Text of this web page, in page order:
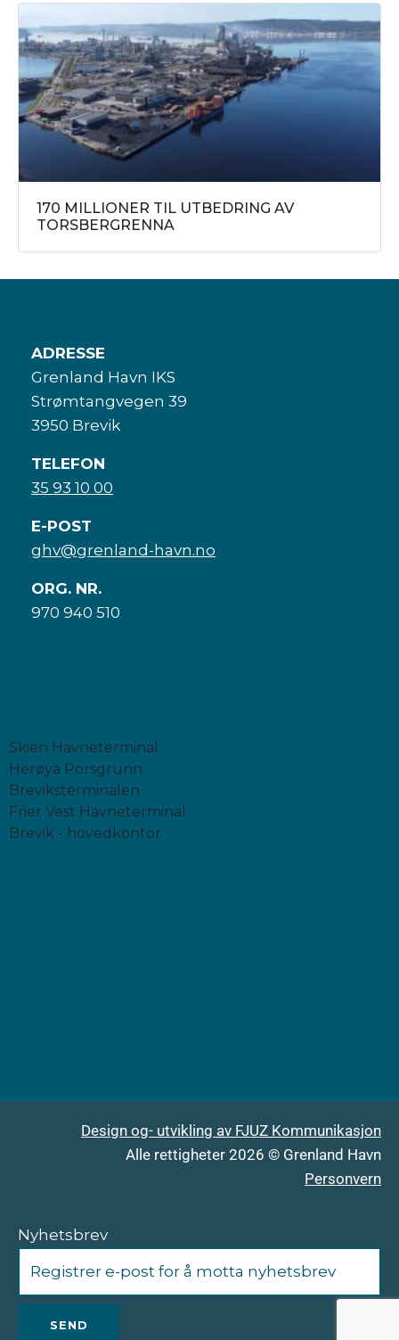
170 MILLIONER TIL UTBEDRING AV
TORSBERGRENNA
ADRESSE
Grenland Havn IKS
Strømtangvegen 39
3950 Brevik
TELEFON
35 93 10 00
E-POST
ghv@grenland-havn.no
ORG. NR.
970 940 510
Skien Havneterminal
Herøya Porsgrunn
Breviksterminalen
Frier Vest Havneterminal
Brevik - hovedkontor
Design og- utvikling av FJUZ Kommunikasjon
Alle rettigheter 2026 © Grenland Havn
Personvern
Nyhetsbrev